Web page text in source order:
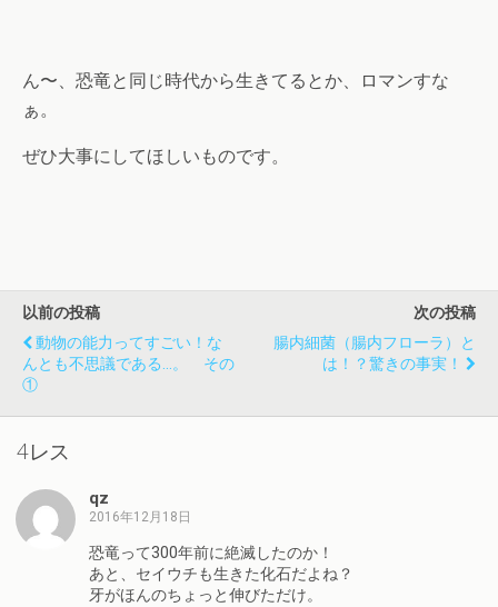
ん〜、恐竜と同じ時代から生きてるとか、ロマンすな
ぁ。
ぜひ大事にしてほしいものです。
以前の投稿
動物の能力ってすごい！な
んとも不思議である…。 その
①
次の投稿
腸内細菌（腸内フローラ）と
は！？驚きの事実！
4レス
qz
2016年12月18日
恐竜って300年前に絶滅したのか！
あと、セイウチも生きた化石だよね？
牙がほんのちょっと伸びただけ。